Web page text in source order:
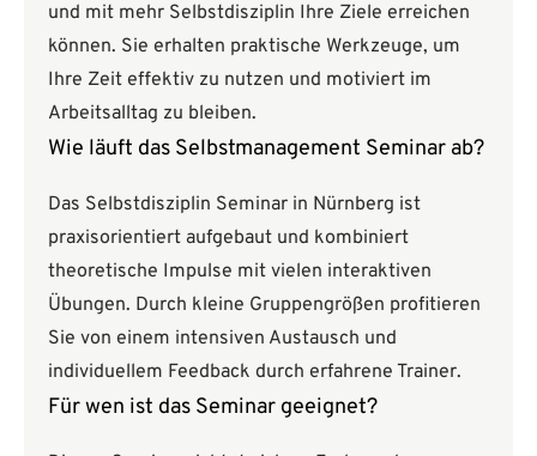
und mit mehr Selbstdisziplin Ihre Ziele erreichen
können. Sie erhalten praktische Werkzeuge, um
Ihre Zeit effektiv zu nutzen und motiviert im
Arbeitsalltag zu bleiben.
Wie läuft das Selbstmanagement Seminar ab?
Das Selbstdisziplin Seminar in Nürnberg ist
praxisorientiert aufgebaut und kombiniert
theoretische Impulse mit vielen interaktiven
Übungen. Durch kleine Gruppengrößen profitieren
Sie von einem intensiven Austausch und
individuellem Feedback durch erfahrene Trainer.
Für wen ist das Seminar geeignet?